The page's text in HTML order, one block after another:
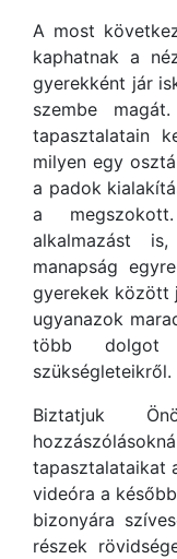
A most
kaphatnak a
gyerekként jár
szembe
tapasztalatain
milyen egy
a padok
a
alkalmazást
manapság
gyerekek között
ugyanazok
több
szükségleteikről.
Biztatjuk
tapasztalataikat
videóra a
bizonyára
részek